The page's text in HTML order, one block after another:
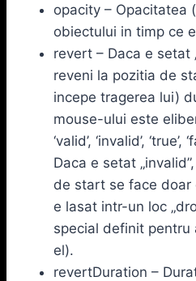
opacity – Opacitatea
obiectului in timp ce
revert – Daca e setat
reveni la pozitia de
incepe tragerea lui)
mouse-ului este
‘valid’, ‘invalid’, ‘true’,
Daca e setat
de start se face
e lasat intr-un loc
special definit
el).
revertDuration –